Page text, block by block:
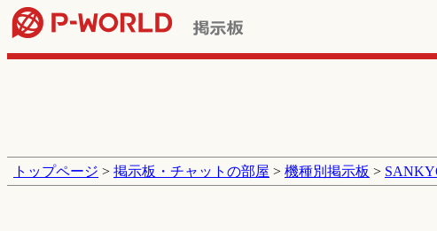
トップページ > 掲示板・チャットの部屋 > 機種別掲示板 >